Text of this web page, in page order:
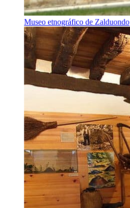
Museo etnográfico de Zalduondo